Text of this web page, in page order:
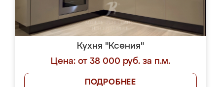
Кухня "Ксения"
Цена: от 38 000 руб. за п.м.
ПОДРОБНЕЕ